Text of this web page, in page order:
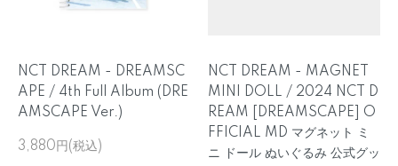
NCT DREAM - DREAMSC
APE / 4th Full Album (DRE
AMSCAPE Ver.)
3,880円(税込)
NCT DREAM - MAGNET
MINI DOLL / 2024 NCT D
REAM [DREAMSCAPE] O
FFICIAL MD マグネット ミ
ニ ドール ぬいぐるみ 公式グッ